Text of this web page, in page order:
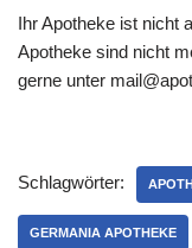
Ihr Apotheke ist nicht
Apotheke sind nicht
gerne unter
Schlagwörter:
GERMANIA APOTHEKE